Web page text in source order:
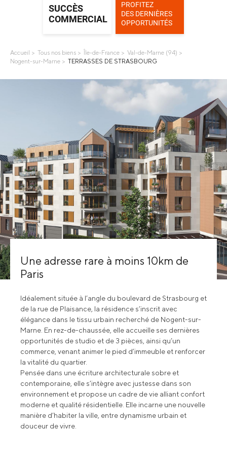
SUCCÈS
COMMERCIAL
PROFITEZ
DES DERNIÈRES
OPPORTUNITÉS
Accueil Tous nos biens Île-de-France
Val-de-Marne (94)
Nogent-sur-Marne
TERRASSES DE STRASBOURG
Une adresse rare à moins 10km de
Paris
Idéalement située à l’angle du boulevard de Strasbourg et
de la rue de Plaisance, la résidence s’inscrit avec
élégance dans le tissu urbain recherché de Nogent-sur-
Marne. En rez-de-chaussée, elle accueille ses dernières
opportunités de studio et de 3 pièces, ainsi qu’un
commerce, venant animer le pied d’immeuble et renforcer
la vitalité du quartier.
Pensée dans une écriture architecturale sobre et
contemporaine, elle s’intègre avec justesse dans son
environnement et propose un cadre de vie alliant confort
moderne et qualité résidentielle. Elle incarne une nouvelle
manière d’habiter la ville, entre dynamisme urbain et
douceur de vivre.